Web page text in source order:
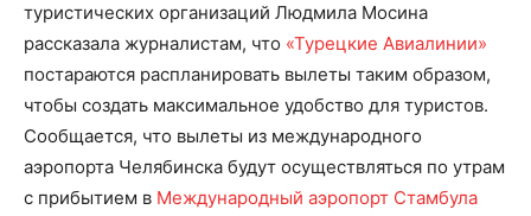
туристических организаций Людмила Мосина
рассказала журналистам, что «Турецкие Авиалинии»
постараются распланировать вылеты таким образом,
чтобы создать максимальное удобство для туристов.
Сообщается, что вылеты из международного
аэропорта Челябинска будут осуществляться по утрам
с прибытием в Международный аэропорт Стамбула